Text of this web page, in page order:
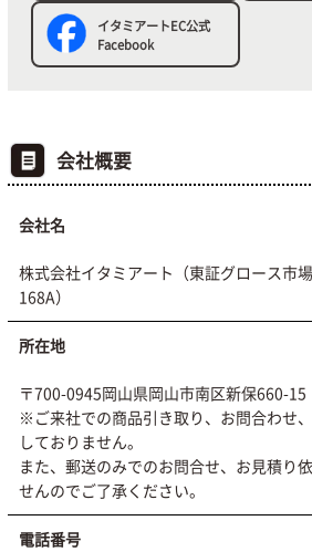
イタミアートEC公式
Facebook
会社概要
会社名
株式会社イタミアート（東証グロース市
168A）
所在地
〒700-0945岡山県岡山市南区新保660-15
※ご来社での商品引き取り、お問合わせ
しておりません。
また、郵送のみでのお問合せ、お見積り
せんのでご了承ください。
電話番号